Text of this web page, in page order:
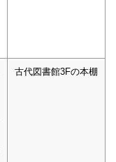
古代図書館3Fの本棚